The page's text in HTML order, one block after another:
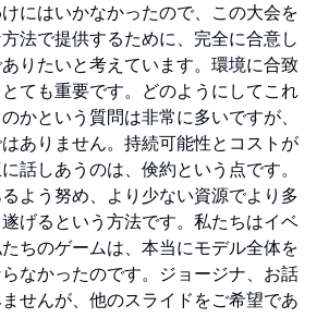
にはいかなかったので、この大会を
法で提供するために、完全に合意し
りたいと考えています。環境に合致
ても重要です。どのようにしてこれ
かという質問は非常に多いですが、
ありません。持続可能性とコストが
話しあうのは、倹約という点です。
よう努め、より少ない資源でより多
げるという方法です。私たちはイベ
ちのゲームは、本当にモデル全体を
なかったのです。ジョージナ、お話
せんが、他のスライドをご希望であ